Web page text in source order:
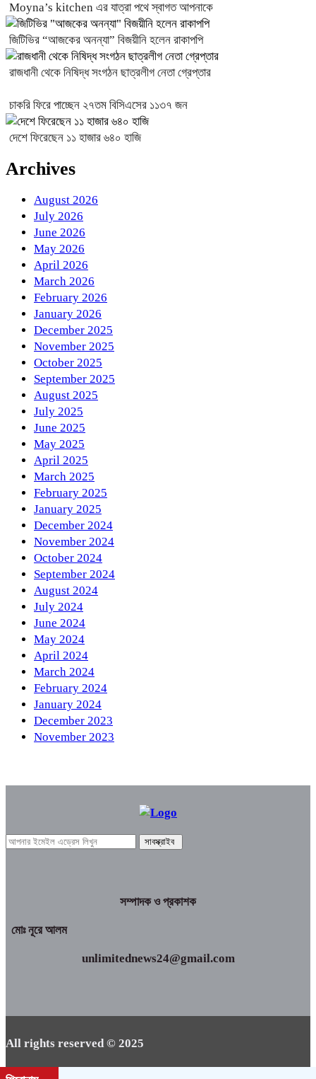
Moyna’s kitchen এর যাত্রা পথে স্বাগত আপনাকে
জিটিভির “আজকের অনন্যা” বিজয়ীনি হলেন রাকাপপি
রাজধানী থেকে নিষিদ্ধ সংগঠন ছাত্রলীগ নেতা গ্রেপ্তার
চাকরি ফিরে পাচ্ছেন ২৭তম বিসিএসের ১১৩৭ জন
দেশে ফিরেছেন ১১ হাজার ৬৪০ হাজি
Archives
August 2026
July 2026
June 2026
May 2026
April 2026
March 2026
February 2026
January 2026
December 2025
November 2025
October 2025
September 2025
August 2025
July 2025
June 2025
May 2025
April 2025
March 2025
February 2025
January 2025
December 2024
November 2024
October 2024
September 2024
August 2024
July 2024
June 2024
May 2024
April 2024
March 2024
February 2024
January 2024
December 2023
November 2023
সম্পাদক ও প্রকাশক
মোঃ নূরে আলম
unlimitednews24@gmail.com
All rights reserved © 2025
Best Web BD